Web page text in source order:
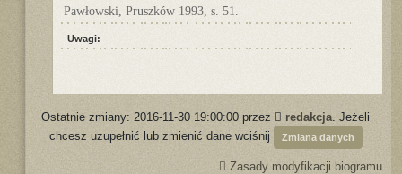
Pawłowski, Pruszków 1993, s. 51.
Uwagi:
Ostatnie zmiany: 2016-11-30 19:00:00 przez redakcja. Jeżeli
chcesz uzupełnić lub zmienić dane wciśnij
Zmiana danych
Zasady modyfikacji biogramu